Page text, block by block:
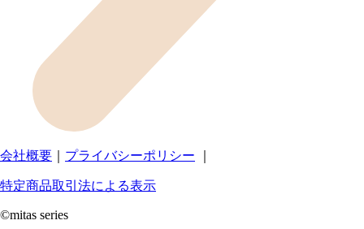
会社概要 プライバシーポリシー
特定商品取引法による表示
©mitas series